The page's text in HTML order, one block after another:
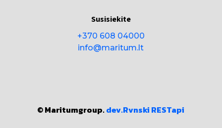
Susisiekite
+370 608 04000
info@maritum.lt
© Maritumgroup.dev.Rvnski RESTapi